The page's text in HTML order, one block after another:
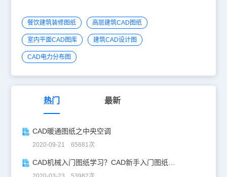
餐饮建筑装修图纸 高层建筑CAD图纸
室内平面CAD图库 建筑CAD设计图
CAD电力分布图
热门 最新
CAD暖通图纸之中央空调
2020-09-21 65681次
CAD机械入门图纸学习？CAD新手入门图纸练习